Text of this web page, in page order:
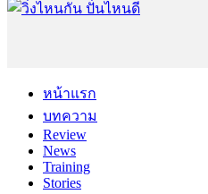
หน้าแรก
บทความ
Review
News
Training
Stories